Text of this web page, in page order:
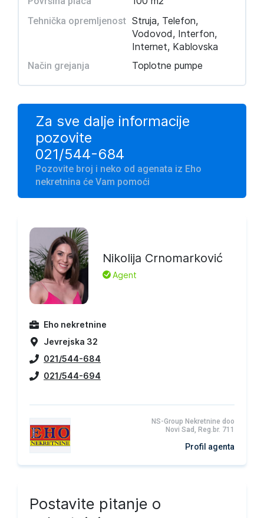
Tehnička opremljenost Struja, Telefon,
Vodovod, Interfon,
Internet, Kablovska
Način grejanja Toplotne pumpe
Za sve dalje informacije
pozovite
021/544-684
Pozovite broj i neko od agenata iz Eho
nekretnina će Vam pomoći
Nikolija Crnomarković
L Agent
Eho nekretnine
Jevrejska 32
021/544-684
021/544-694
NS-Group Nekretnine doo
Novi Sad, Reg.br. 711
Profil agenta
Postavite pitanje o